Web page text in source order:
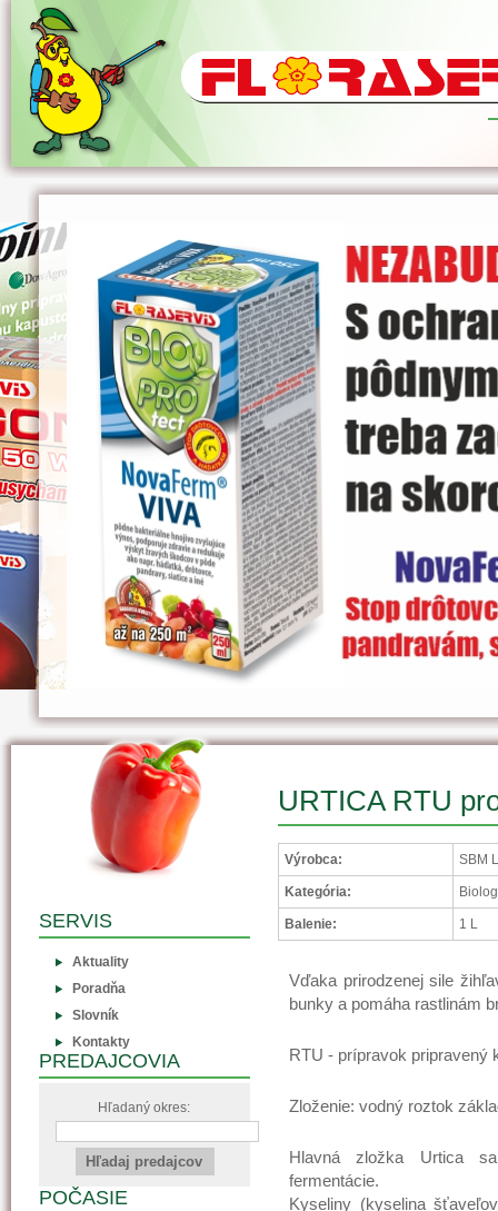
URTICA RTU
Výrobca: SBM
Kategória:
Balenie: 1 L
Vďaka prirodzenej sile
bunky a pomáha rastlinám
RTU - prípravok pripravený
Zloženie: vodný roztok
Hlavná zložka Urtica
fermentácie.
Kyseliny (kyselina
SERVIS
Aktuality
Poradňa
Slovník
Kontakty
PREDAJCOVIA
Hľadaný okres:
POČASIE